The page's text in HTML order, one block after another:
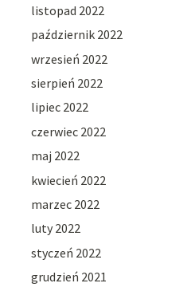
listopad 2022
październik 2022
wrzesień 2022
sierpień 2022
lipiec 2022
czerwiec 2022
maj 2022
kwiecień 2022
marzec 2022
luty 2022
styczeń 2022
grudzień 2021